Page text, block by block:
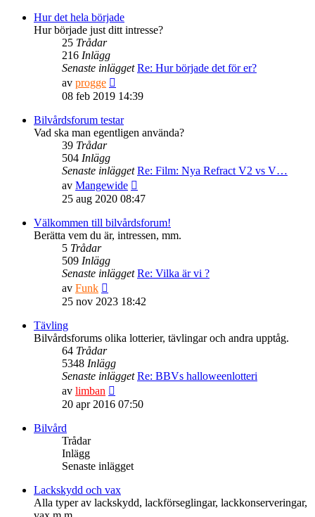
senaste
inlägget
Hur det hela började
Hur började just ditt intresse?
25 Trådar
216 Inlägg
Senaste inlägget Re: Hur började det för er?
av progge
till
senaste
inlägget
08 feb 2019 14:39
Bilvårdsforum testar
Vad ska man egentligen använda?
39 Trådar
504 Inlägg
Senaste inlägget Re: Film: Nya Refract V2 vs V…
av Mangewide
till
senaste
inlägget
25 aug 2020 08:47
Välkommen till bilvårdsforum!
Berätta vem du är, intressen, mm.
5 Trådar
509 Inlägg
Senaste inlägget Re: Vilka är vi ?
av Funk
till
inlägget
25 nov 2023 18:42
Tävling
Bilvårdsforums olika lotterier, tävlingar och andra upptåg.
64 Trådar
5348 Inlägg
Senaste inlägget Re: BBVs halloweenlotteri
av limban
till
20 apr 2016 07:50
Bilvård
Trådar
Inlägg
Senaste inlägget
Lackskydd och vax
Alla typer av lackskydd, lackförseglingar, lackkonserveringar,